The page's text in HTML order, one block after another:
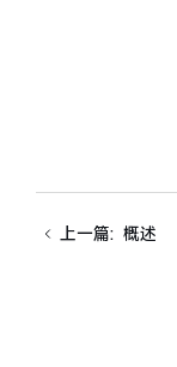
上一篇: 概述